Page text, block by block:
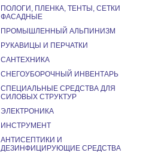
ПОЛОГИ, ПЛЕНКА, ТЕНТЫ, СЕТКИ
ФАСАДНЫЕ
ПРОМЫШЛЕННЫЙ АЛЬПИНИЗМ
РУКАВИЦЫ И ПЕРЧАТКИ
САНТЕХНИКА
СНЕГОУБОРОЧНЫЙ ИНВЕНТАРЬ
СПЕЦИАЛЬНЫЕ СРЕДСТВА ДЛЯ
СИЛОВЫХ СТРУКТУР
ЭЛЕКТРОНИКА
ИНСТРУМЕНТ
АНТИСЕПТИКИ И
ДЕЗИНФИЦИРУЮЩИЕ СРЕДСТВА